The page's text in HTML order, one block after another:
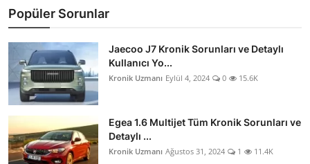
Popüler Sorunlar
Jaecoo J7 Kronik Sorunları ve Detaylı
Kullanıcı Yo...
Kronik Uzmanı Eylül 4, 2024 0 15.6K
Egea 1.6 Multijet Tüm Kronik Sorunları ve
Detaylı ...
Kronik Uzmanı Ağustos 31, 2024 1 11.4K